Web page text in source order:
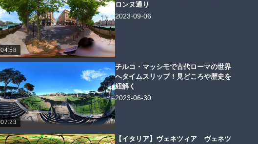
04:58
ロンヌ通り
2023-09-06
07:23
チルコ・マッシモで古代ローマの世界
へタイムスリップ！見どころや歴史を
紐解く
2023-06-30
【イタリア】ヴェネツィア ヴェネツ